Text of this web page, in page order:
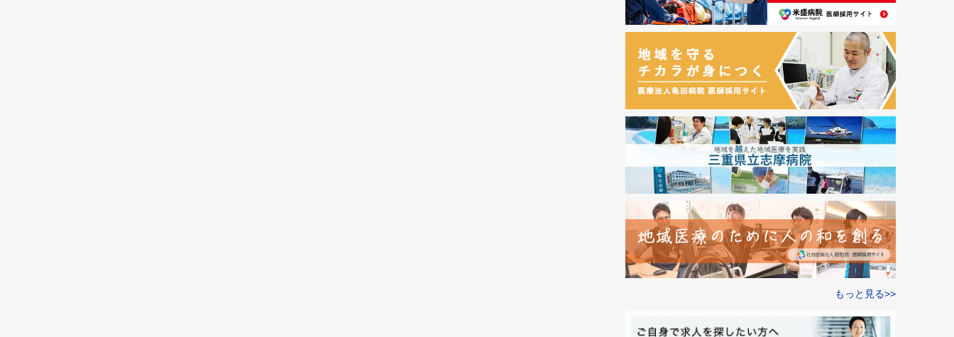
もっと見る>>